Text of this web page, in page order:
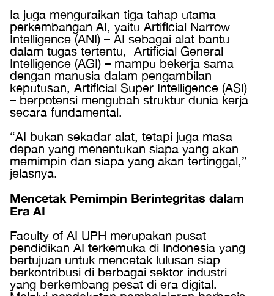
Ia juga menguraikan tiga tahap utama
perkembangan AI, yaitu Artificial Narrow
Intelligence (ANI) – AI sebagai alat bantu
dalam tugas tertentu, Artificial General
Intelligence (AGI) – mampu bekerja sama
dengan manusia dalam pengambilan
keputusan, Artificial Super Intelligence (ASI)
– berpotensi mengubah struktur dunia kerja
secara fundamental.
“AI bukan sekadar alat, tetapi juga masa
depan yang menentukan siapa yang akan
memimpin dan siapa yang akan tertinggal,”
jelasnya.
Mencetak Pemimpin Berintegritas dalam
Era AI
Faculty of AI UPH merupakan pusat
pendidikan AI terkemuka di Indonesia yang
bertujuan untuk mencetak lulusan siap
berkontribusi di berbagai sektor industri
yang berkembang pesat di era digital.